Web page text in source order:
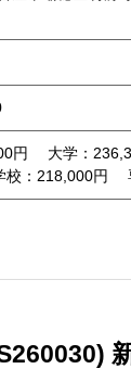
円 大学：
：218,000円